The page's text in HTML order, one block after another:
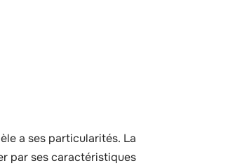
a ses particularités. La
par ses caractéristiques